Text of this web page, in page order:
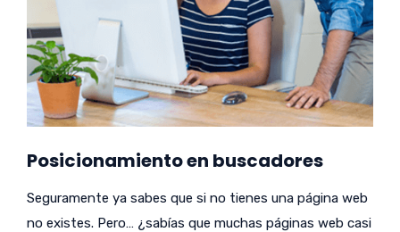
Posicionamiento en buscadores
Seguramente ya sabes que si no tienes una página web
no existes. Pero… ¿sabías que muchas páginas web casi